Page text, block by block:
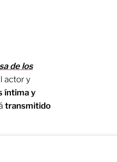
de los
actor y
íntima y
transmitido